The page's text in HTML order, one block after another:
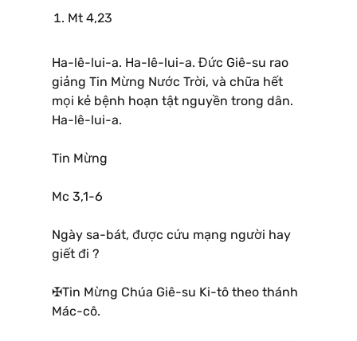
Mt 4,23
Ha-lê-lui-a. Ha-lê-lui-a. Đức Giê-su rao
giảng Tin Mừng Nước Trời, và chữa hết
mọi kẻ bệnh hoạn tật nguyền trong dân.
Ha-lê-lui-a.
Tin Mừng
Mc 3,1-6
Ngày sa-bát, được cứu mạng người hay
giết đi ?
✠Tin Mừng Chúa Giê-su Ki-tô theo thánh
Mác-cô.